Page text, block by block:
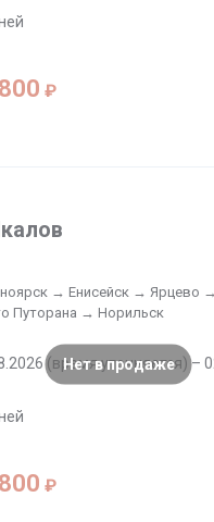
длинных и
Путоранскому
₽
Нет в продаже
→ Енисейск → Ярцево
Путорана → Норильск
(время уточняется) –
₽